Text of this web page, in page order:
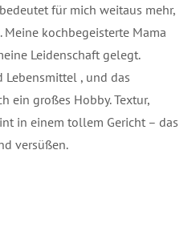
für mich weitaus mehr,
kochbegeisterte Mama
Leidenschaft gelegt.
Lebensmittel , und das
ein großes Hobby. Textur,
in einem tollem Gericht – das
versüßen.